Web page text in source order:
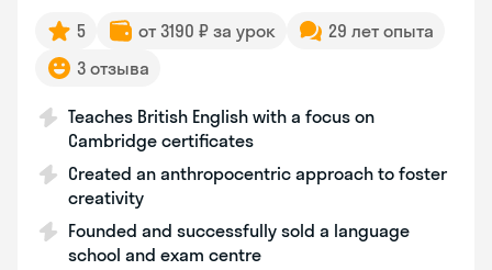
5 от 3190 ₽ за урок
29 лет опыта
3 отзыва
Teaches British English with a focus on
Cambridge certificates
Created an anthropocentric approach to foster
creativity
Founded and successfully sold a language
school and exam centre